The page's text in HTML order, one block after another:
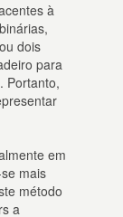
à
dois
para
Portanto,
em
mais
método
a